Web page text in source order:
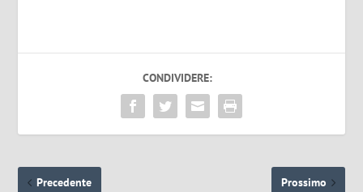
CONDIVIDERE:
Precedente Prossimo